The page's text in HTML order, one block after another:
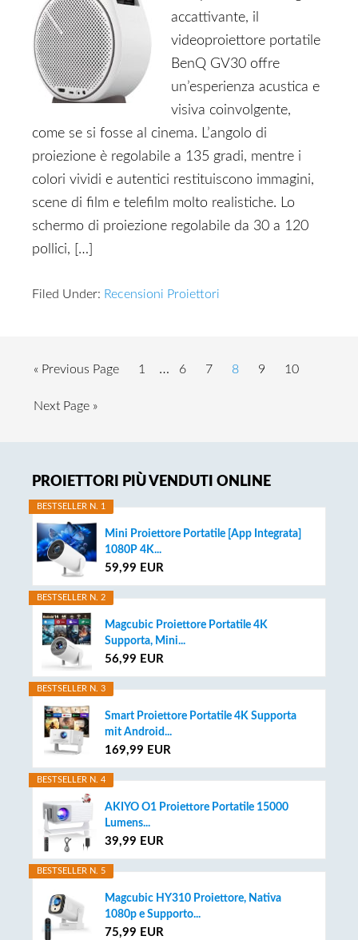
accattivante, il
videoproiettore portatile
BenQ GV30 offre
un’esperienza acustica e
visiva coinvolgente,
come se si fosse al cinema. L’angolo di
proiezione è regolabile a 135 gradi, mentre i
colori vividi e autentici restituiscono immagini,
scene di film e telefilm molto realistiche. Lo
schermo di proiezione regolabile da 30 a 120
pollici, […]
Filed Under: Recensioni Proiettori
« Go
Previous Page Page
1
Interim
… Page
6 Page
7 Page
8 Page
9 Page
10
Go
Next Page »
Sidebar
PROIETTORI PIÙ VENDUTI ONLINE
BESTSELLER N. 1
Mini Proiettore Portatile [App Integrata]
1080P 4K...
59,99 EUR
BESTSELLER N. 2
Magcubic Proiettore Portatile 4K
Supporta, Mini...
56,99 EUR
BESTSELLER N. 3
Smart Proiettore Portatile 4K Supporta
mit Android...
169,99 EUR
BESTSELLER N. 4
AKIYO O1 Proiettore Portatile 15000
Lumens...
39,99 EUR
BESTSELLER N. 5
Magcubic HY310 Proiettore, Nativa
1080p e Supporto...
75,99 EUR